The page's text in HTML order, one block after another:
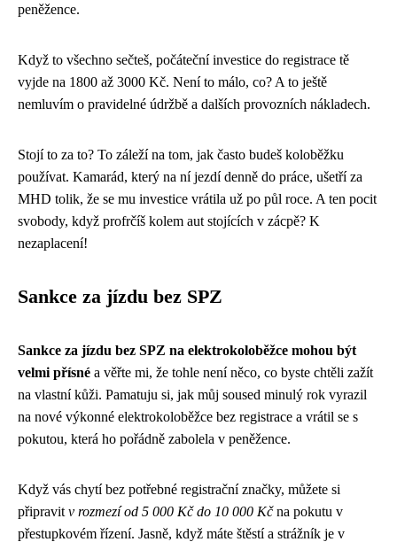
peněžence.
Když to všechno sečteš, počáteční investice do registrace tě
vyjde na 1800 až 3000 Kč. Není to málo, co? A to ještě
nemluvím o pravidelné údržbě a dalších provozních nákladech.
Stojí to za to? To záleží na tom, jak často budeš koloběžku
používat. Kamarád, který na ní jezdí denně do práce, ušetří za
MHD tolik, že se mu investice vrátila už po půl roce. A ten pocit
svobody, když profrčíš kolem aut stojících v zácpě? K
nezaplacení!
Sankce za jízdu bez SPZ
Sankce za jízdu bez SPZ na elektrokoloběžce mohou být
velmi přísné a věřte mi, že tohle není něco, co byste chtěli zažít
na vlastní kůži. Pamatuju si, jak můj soused minulý rok vyrazil
na nové výkonné elektrokoloběžce bez registrace a vrátil se s
pokutou, která ho pořádně zabolela v peněžence.
Když vás chytí bez potřebné registrační značky, můžete si
připravit v rozmezí od 5 000 Kč do 10 000 Kčna pokutu v
přestupkovém řízení. Jasně, když máte štěstí a strážník je v